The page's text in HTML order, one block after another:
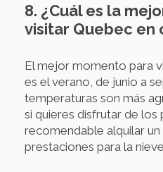
8. ¿Cuál es la
visitar Quebec en
El mejor momento para
es el verano, de junio a
temperaturas son más
si quieres disfrutar de los
recomendable alquilar
prestaciones para la